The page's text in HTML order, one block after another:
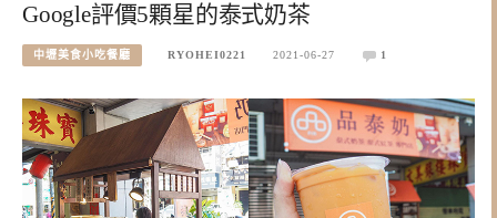
Google評價5顆星的泰式奶茶
中壢美食小吃餐廳 RYOHEI0221 2021-06-27 1